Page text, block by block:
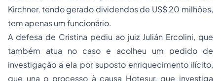
Kirchner, tendo gerado dividendos de US$ 20 milhões,
tem apenas um funcionário.
A defesa de Cristina pediu ao juiz Julián Ercolini, que
também atua no caso e acolheu um pedido de
investigação a ela por suposto enriquecimento ilícito,
que una o processo à causa Hotesur, que investiga